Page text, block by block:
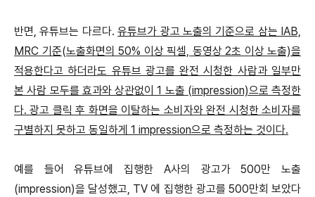
반면, 유튜브는 다르다.유튜브가 광고 노출의 기준으로 삼는 IAB,
MRC 기준(노출화면의 50% 이상 픽셀, 동영상 2초 이상 노출)을
적용한다고 하더라도 유튜브 광고를 완전 시청한 사람과 일부만
본 사람 모두를 효과와 상관없이 1 노출 (impression)으로 측정한
다. 광고 클릭 후 화면을 이탈하는 소비자와 완전 시청한 소비자를
구별하지 못하고 동일하게 1 impression으로 측정하는 것이다.
예를 들어 유튜브에 집행한 A사의 광고가 500만 노출
(impression)을 달성했고, TV 에 집행한 광고를 500만회 보았다